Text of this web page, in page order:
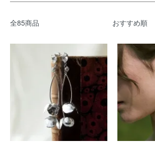
全85商品 おすすめ順